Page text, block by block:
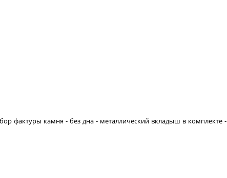
фактуры камня - без дна - металлический вкладыш в комплекте -